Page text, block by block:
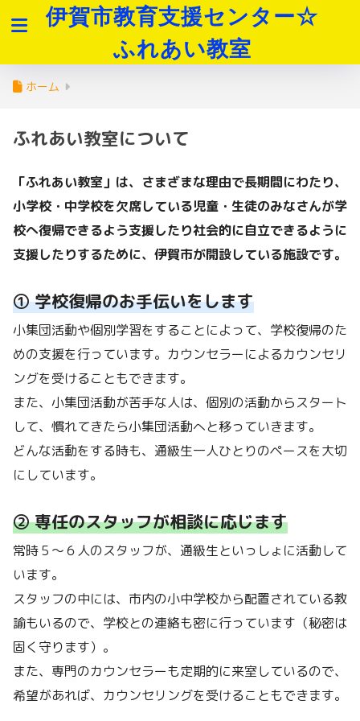
伊賀市教育支援センター☆
ふれあい教室
ホーム
ふれあい教室について
「ふれあい教室」は、さまざまな理由で長期間にわたり、
小学校・中学校を欠席している児童・生徒のみなさんが学
校へ復帰できるよう支援したり社会的に自立できるように
支援したりするために、伊賀市が開設している施設です。
① 学校復帰のお手伝いをします
小集団活動や個別学習をすることによって、学校復帰のた
めの支援を行っています。カウンセラーによるカウンセリ
ングを受けることもできます。
また、小集団活動が苦手な人は、個別の活動からスタート
して、慣れてきたら小集団活動へと移っていきます。
どんな活動をする時も、通級生一人ひとりのペースを大切
にしています。
② 専任のスタッフが相談に応じます
常時５～６人のスタッフが、通級生といっしょに活動して
います。
スタッフの中には、市内の小中学校から配置されている教
諭もいるので、学校との連絡も密に行っています（秘密は
固く守ります）。
また、専門のカウンセラーも定期的に来室しているので、
希望があれば、カウンセリングを受けることもできます。